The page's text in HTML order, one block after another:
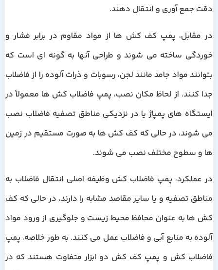
دقت جمع آوری و انتقال دهند.
در مقابل، پمپ کف کش ها از مواد مقاوم در برابر فشار و
خوردگی ساخته می شوند و طراحی آنها به گونه ای است که
بتوانند مواد جامد مانند لجن، رسوبات و ذرات آلوده را از فاضلاب
جدا کنند. از لحاظ مکان نصب، پمپ فاضلاب کش ها معمولاً در
ایستگاه های پمپاژ یا در نزدیکی مناطق تصفیه فاضلاب نصب
می شوند، در حالی که کف کش ها به صورت مستقیم در زمین
ها و سطوح مختلف نصب می شوند.
در عملکرد، پمپ فاضلاب کش وظیفه اصلی انتقال فاضلاب به
مناطق تصفیه و یا سایر مقاصد مشابه را دارند، در حالی که کف
کش ها به عنوان محافظ محیط زیست و جلوگیری از ورود مواد
آلوده به منابع آبی و فاضلاب عمل می کنند. به طور خلاصه، پمپ
فاضلاب کش و پمپ کف کش دو ابزار متفاوت هستند که در